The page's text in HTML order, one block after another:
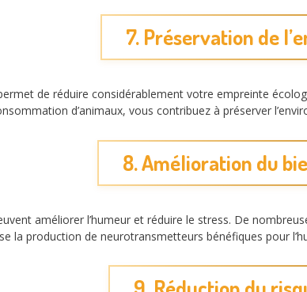
7. Préservation de
de réduire considérablement votre empreinte
d’animaux, vous contribuez à préserver
8. Amélioration du
améliorer l’humeur et réduire le stress. De
la production de neurotransmetteurs bénéfiques pour